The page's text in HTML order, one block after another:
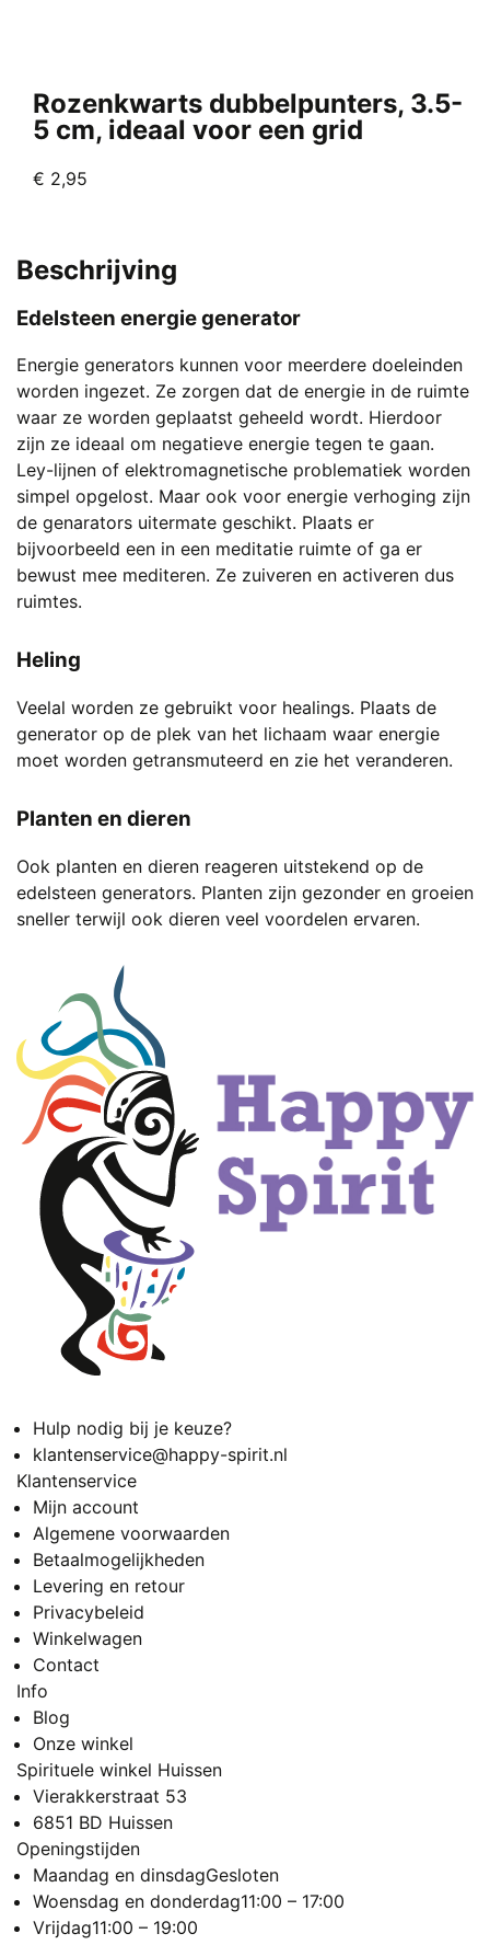
Rozenkwarts dubbelpunters, 3.5-
5 cm, ideaal voor een grid
€ 2,95
Beschrijving
Edelsteen energie generator
Energie generators kunnen voor meerdere doeleinden
worden ingezet. Ze zorgen dat de energie in de ruimte
waar ze worden geplaatst geheeld wordt. Hierdoor
zijn ze ideaal om negatieve energie tegen te gaan.
Ley-lijnen of elektromagnetische problematiek worden
simpel opgelost. Maar ook voor energie verhoging zijn
de genarators uitermate geschikt. Plaats er
bijvoorbeeld een in een meditatie ruimte of ga er
bewust mee mediteren. Ze zuiveren en activeren dus
ruimtes.
Heling
Veelal worden ze gebruikt voor healings. Plaats de
generator op de plek van het lichaam waar energie
moet worden getransmuteerd en zie het veranderen.
Planten en dieren
Ook planten en dieren reageren uitstekend op de
edelsteen generators. Planten zijn gezonder en groeien
sneller terwijl ook dieren veel voordelen ervaren.
Hulp nodig bij je keuze?
klantenservice@happy-spirit.nl
Klantenservice
Mijn account
Algemene voorwaarden
Betaalmogelijkheden
Levering en retour
Privacybeleid
Winkelwagen
Contact
Info
Blog
Onze winkel
Spirituele winkel Huissen
Vierakkerstraat 53
6851 BD Huissen
Openingstijden
Maandag en dinsdagGesloten
Woensdag en donderdag11:00 – 17:00
Vrijdag11:00 – 19:00